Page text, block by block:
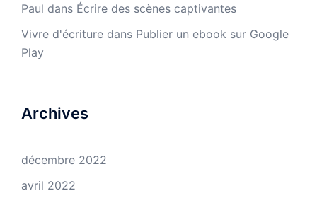
Paul dans Écrire des scènes captivantes
Vivre d'écriture dans Publier un ebook sur Google
Play
Archives
décembre 2022
avril 2022